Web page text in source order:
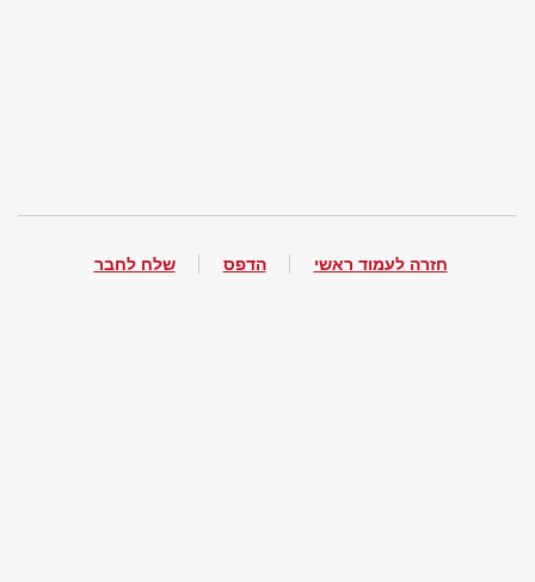
חזרה לעמוד ראשי הדפס שלח לחבר